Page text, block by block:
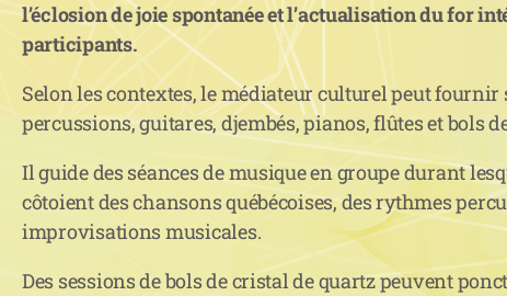
l’éclosion de joie spontanée et l’actualisation du for
participants.
Selon les contextes, le médiateur culturel peut fournir
percussions, guitares, djembés, pianos, flûtes et bols
Il guide des séances de musique en groupe durant
côtoient des chansons québécoises, des rythmes
improvisations musicales.
Des sessions de bols de cristal de quartz peuvent